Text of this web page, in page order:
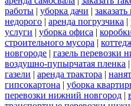
работы | уборка дачи |
недорого | аренда погрузчика |
услуги | уборка офиса |
строительного мусора |
новгороде | газель перевозки
воздушно-пупырчатая пленка |
газели | аренда трактора |
гипсокартона | уборка
перевозки нижний новгород |